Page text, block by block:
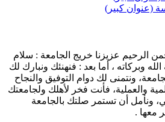
(عنوان كبير)
الرحيم عزيزنا خريج الجامعة : سلام
وبركاته ، أما بعد : فنهنئك ونبارك لك
ونتمنى لك دوام التوفيق والنجاح
والعملية، فأنت فخر لأهلك ولجامعتك
ونأمل أن تستمر صلتك بالجامعة
معها .